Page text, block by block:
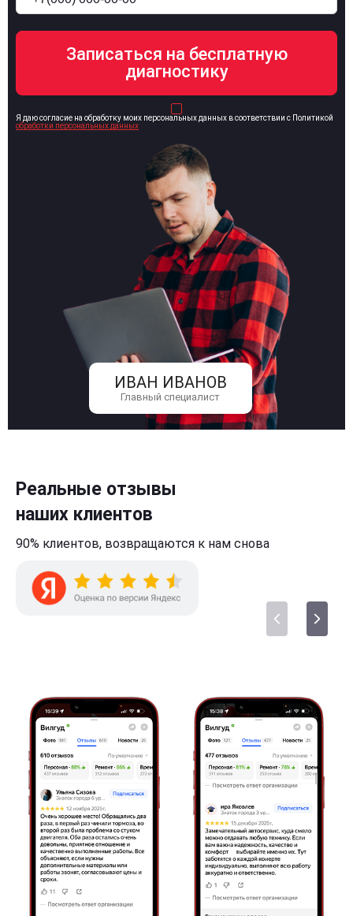
ИВАН ИВАНОВ
Главный специалист
Я даю согласие на обработку моих персональных данных в соответствии с Политикой
обработки персональных данных
Реальные отзывы
наших клиентов
90% клиентов, возвращаются к нам снова